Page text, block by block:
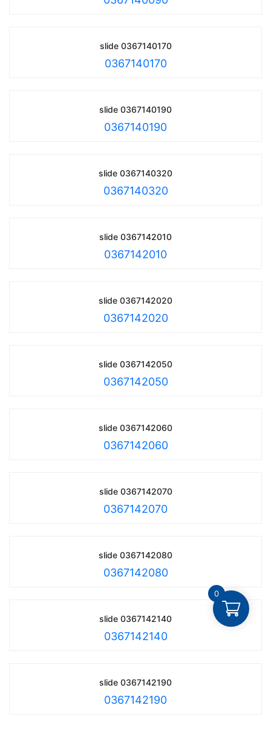
slide 0367140170
0367140170
slide 0367140190
0367140190
slide 0367140320
0367140320
slide 0367142010
0367142010
slide 0367142020
0367142020
slide 0367142050
0367142050
slide 0367142060
0367142060
slide 0367142070
0367142070
slide 0367142080
0367142080
slide 0367142140
0367142140
slide 0367142190
0367142190
0